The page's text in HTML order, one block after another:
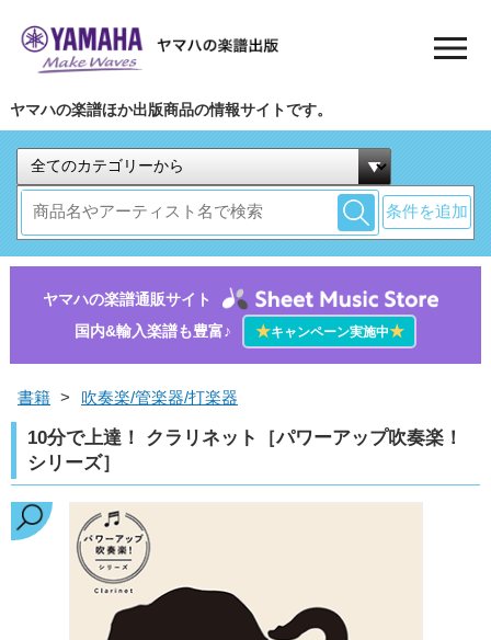
ヤマハの楽譜ほか出版商品の情報サイトです。
条件を追加
ヤマハの楽譜通販サイト
国内&輸入楽譜も豊富♪
★キャンペーン実施中★
書籍 > 吹奏楽/管楽器/打楽器
10分で上達！ クラリネット［パワーアップ吹奏楽！
シリーズ］